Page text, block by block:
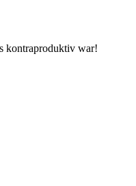
kontraproduktiv war!